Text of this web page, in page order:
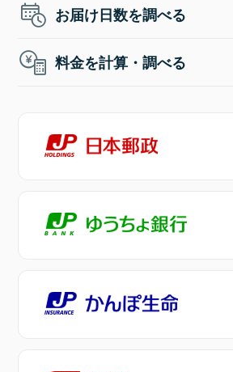
お届け日数を調べる
料金を計算・調べる